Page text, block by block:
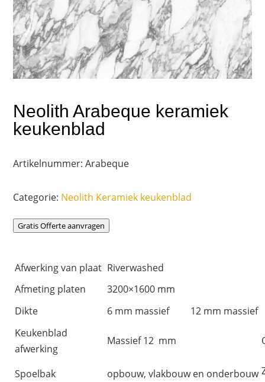
Neolith Arabeque keramiek
keukenblad
Artikelnummer: Arabeque
Categorie: Neolith Keramiek keukenblad
Gratis Offerte aanvragen
Afwerking van plaat Riverwashed
Afmeting platen
3200×1600 mm
Dikte
6 mm massief
12 mm massief
Keukenblad
afwerking
Massief 12 mm
Spoelbak
opbouw, vlakbouw en onderbouw